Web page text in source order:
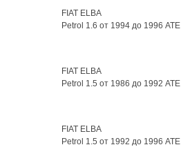
FIAT ELBA
Petrol 1.6 от 1994 до 1996 ATE
FIAT ELBA
Petrol 1.5 от 1986 до 1992 ATE
FIAT ELBA
Petrol 1.5 от 1992 до 1996 ATE